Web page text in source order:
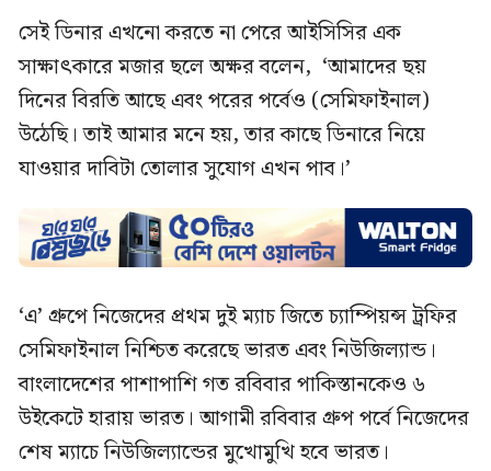
সেই ডিনার এখনো করতে না পেরে আইসিসির এক
সাক্ষাৎকারে মজার ছলে অক্ষর বলেন, ‘আমাদের ছয়
দিনের বিরতি আছে এবং পরের পর্বেও (সেমিফাইনাল)
উঠেছি। তাই আমার মনে হয়, তার কাছে ডিনারে নিয়ে
যাওয়ার দাবিটা তোলার সুযোগ এখন পাব।’
‘এ’ গ্রুপে নিজেদের প্রথম দুই ম্যাচ জিতে চ্যাম্পিয়ন্স ট্রফির
সেমিফাইনাল নিশ্চিত করেছে ভারত এবং নিউজিল্যান্ড।
বাংলাদেশের পাশাপাশি গত রবিবার পাকিস্তানকেও ৬
উইকেটে হারায় ভারত। আগামী রবিবার গ্রুপ পর্বে নিজেদের
শেষ ম্যাচে নিউজিল্যান্ডের মুখোমুখি হবে ভারত।